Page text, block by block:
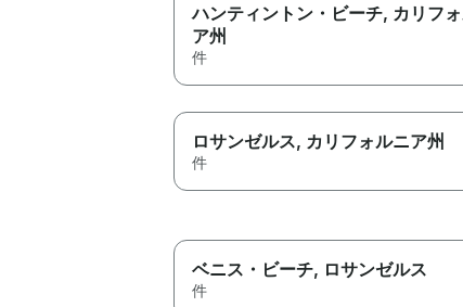
ハンティントン・ビーチ, カリフ
ア州
件
ロサンゼルス, カリフォルニア州
件
ベニス・ビーチ, ロサンゼルス
件